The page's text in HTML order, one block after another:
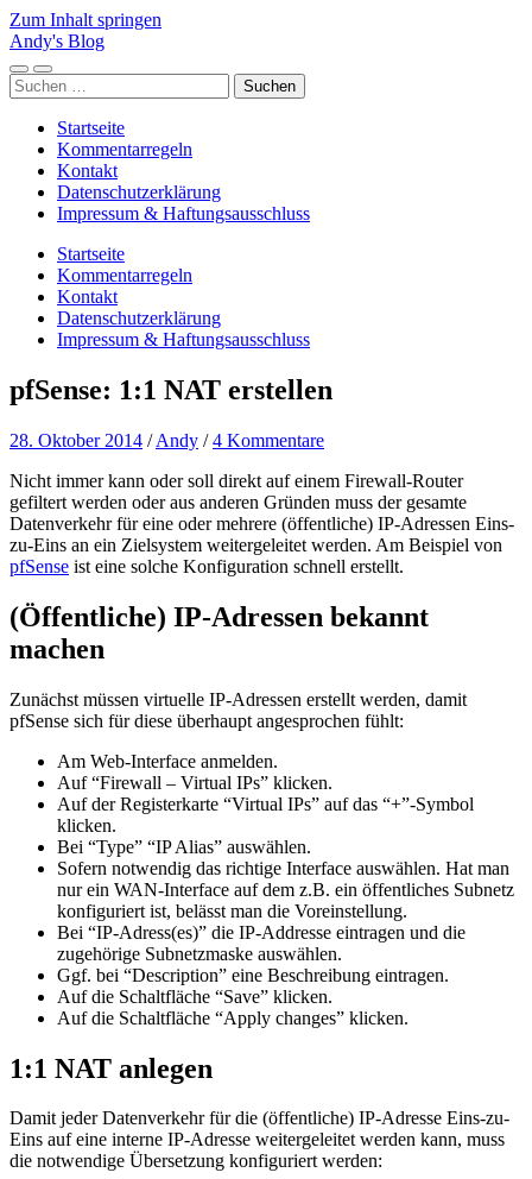
Zum Inhalt springen
Andy's Blog
Mobile-
Menü
Suchfeld
ein-/ausblenden
Suchen
nach:
Startseite
Kommentarregeln
Kontakt
Datenschutzerklärung
Impressum & Haftungsausschluss
Startseite
Kommentarregeln
Kontakt
Datenschutzerklärung
Impressum & Haftungsausschluss
pfSense: 1:1 NAT erstellen
28. Oktober 2014 /Andy /4 Kommentare
Nicht immer kann oder soll direkt auf einem Firewall-Router
gefiltert werden oder aus anderen Gründen muss der gesamte
Datenverkehr für eine oder mehrere (öffentliche) IP-Adressen Eins-
zu-Eins an ein Zielsystem weitergeleitet werden. Am Beispiel von
pfSense ist eine solche Konfiguration schnell erstellt.
(Öffentliche) IP-Adressen bekannt
machen
Zunächst müssen virtuelle IP-Adressen erstellt werden, damit
pfSense sich für diese überhaupt angesprochen fühlt:
Am Web-Interface anmelden.
Auf “Firewall – Virtual IPs” klicken.
Auf der Registerkarte “Virtual IPs” auf das “+”-Symbol
klicken.
Bei “Type” “IP Alias” auswählen.
Sofern notwendig das richtige Interface auswählen. Hat man
nur ein WAN-Interface auf dem z.B. ein öffentliches Subnetz
konfiguriert ist, belässt man die Voreinstellung.
Bei “IP-Adress(es)” die IP-Addresse eintragen und die
zugehörige Subnetzmaske auswählen.
Ggf. bei “Description” eine Beschreibung eintragen.
Auf die Schaltfläche “Save” klicken.
Auf die Schaltfläche “Apply changes” klicken.
1:1 NAT anlegen
Damit jeder Datenverkehr für die (öffentliche) IP-Adresse Eins-zu-
Eins auf eine interne IP-Adresse weitergeleitet werden kann, muss
die notwendige Übersetzung konfiguriert werden: